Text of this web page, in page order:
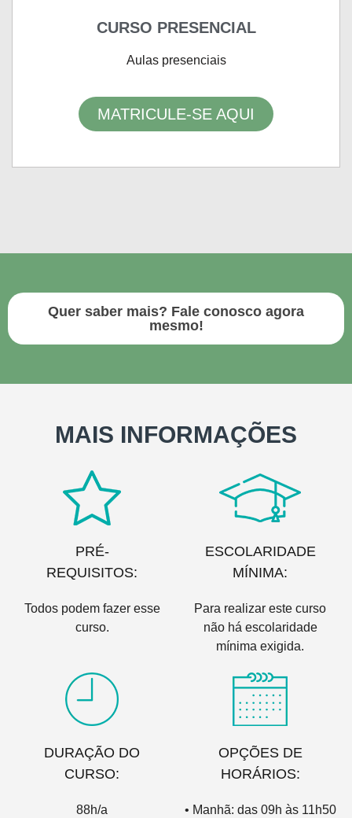
CURSO PRESENCIAL
Aulas presenciais
MATRICULE-SE AQUI
Quer saber mais? Fale conosco agora
mesmo!
MAIS INFORMAÇÕES
PRÉ-
REQUISITOS:
Todos podem fazer esse
curso.
ESCOLARIDADE
MÍNIMA:
Para realizar este curso
não há escolaridade
mínima exigida.
DURAÇÃO DO
CURSO:
88h/a
OPÇÕES DE
HORÁRIOS:
• Manhã: das 09h às 11h50